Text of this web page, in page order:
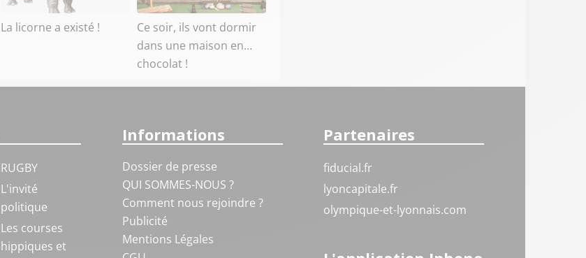
La licorne a existé !
Ce soir, ils vont dormir
dans une maison en…
chocolat !
RUGBY
L'invité
politique
Les courses
hippiques et
Informations
Dossier de presse
QUI SOMMES-NOUS ?
Comment nous rejoindre ?
Publicité
Mentions Légales
Partenaires
fiducial.fr
lyoncapitale.fr
olympique-et-lyonnais.com